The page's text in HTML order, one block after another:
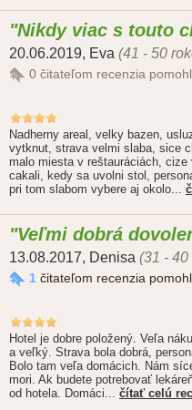
Nikdy viac s touto
20.06.2019, Eva (41 - 50
0 čitateľom recenzia
Nadherny areal, velky bazen,
vytknut, strava velmi slaba, sice
malo miesta v reštauráciách,
cakali, kedy sa uvolni stol,
pri tom slabom vybere aj okolo...
Veľmi dobrá
13.08.2017, Denisa (31 -
1 čitateľom recenzia
Hotel je dobre položený. Veľa
a veľký. Strava bola dobrá,
Bolo tam veľa domácich. Nám
mori. Ak budete potrebovať
od hotela. Domáci... čítať celú